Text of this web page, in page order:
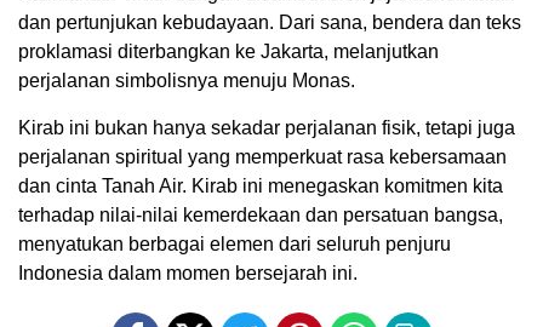
dan pertunjukan kebudayaan. Dari sana, bendera dan teks
proklamasi diterbangkan ke Jakarta, melanjutkan
perjalanan simbolisnya menuju Monas.
Kirab ini bukan hanya sekadar perjalanan fisik, tetapi juga
perjalanan spiritual yang memperkuat rasa kebersamaan
dan cinta Tanah Air. Kirab ini menegaskan komitmen kita
terhadap nilai-nilai kemerdekaan dan persatuan bangsa,
menyatukan berbagai elemen dari seluruh penjuru
Indonesia dalam momen bersejarah ini.